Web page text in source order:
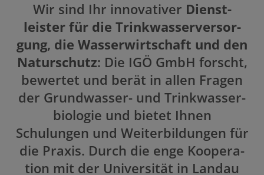
Wir sind Ihr innova­tiver Dienst­
leister für die Trink­was­ser­ver­sor­
gung, die Wasser­wirt­schaft und den
Natur­schutz: Die IGÖ GmbH forscht,
bewertet und berät in allen Fragen
der Grund­wasser- und Trink­was­ser­
bio­logie und bietet Ihnen
Schulungen und Weiter­bil­dungen für
die Praxis. Durch die enge Koope­ra­
tion mit der Univer­sität in Landau